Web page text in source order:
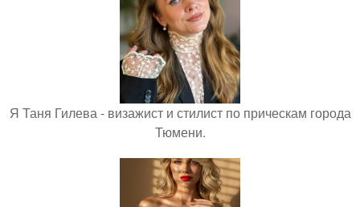
Я Таня Гилева - визажист и стилист по прическам города
Тюмени.